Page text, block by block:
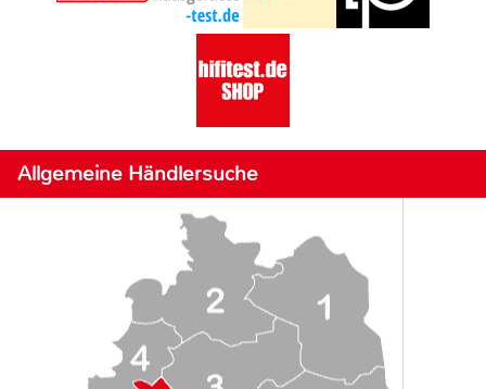
Allgemeine Händlersuche